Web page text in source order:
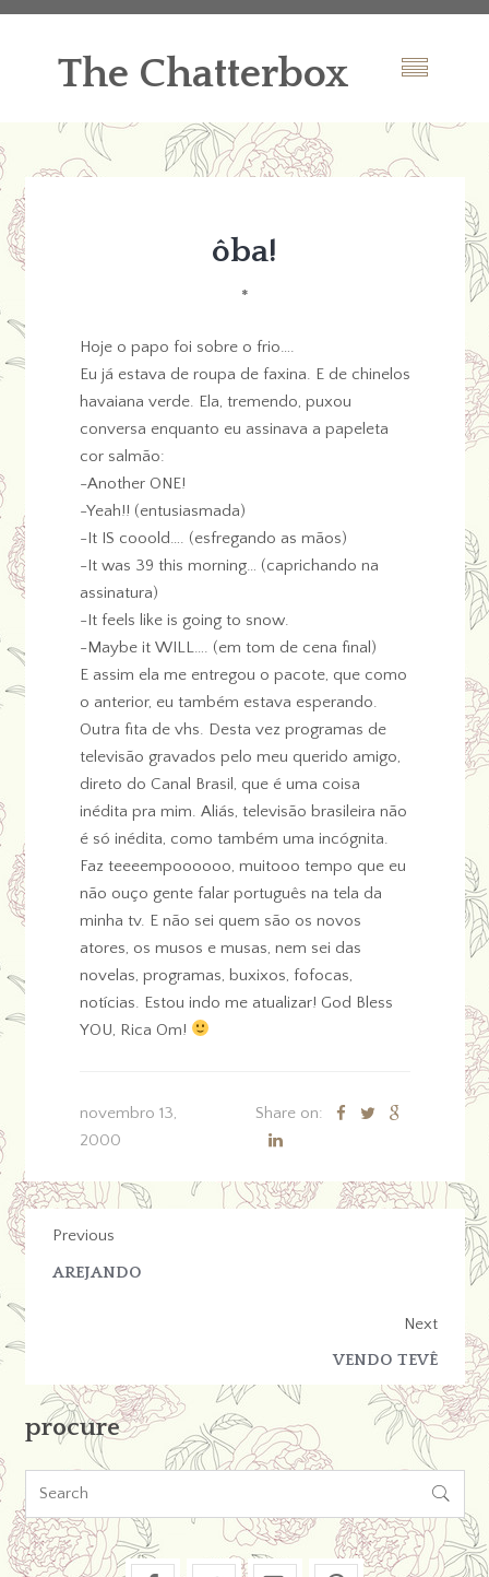
The Chatterbox
ôba!
*
Hoje o papo foi sobre o frio….
Eu já estava de roupa de faxina. E de chinelos
havaiana verde. Ela, tremendo, puxou
conversa enquanto eu assinava a papeleta
cor salmão:
-Another ONE!
-Yeah!! (entusiasmada)
-It IS cooold…. (esfregando as mãos)
-It was 39 this morning… (caprichando na
assinatura)
-It feels like is going to snow.
-Maybe it WILL…. (em tom de cena final)
E assim ela me entregou o pacote, que como
o anterior, eu também estava esperando.
Outra fita de vhs. Desta vez programas de
televisão gravados pelo meu querido amigo,
direto do Canal Brasil, que é uma coisa
inédita pra mim. Aliás, televisão brasileira não
é só inédita, como também uma incógnita.
Faz teeeempoooooo, muitooo tempo que eu
não ouço gente falar português na tela da
minha tv. E não sei quem são os novos
atores, os musos e musas, nem sei das
novelas, programas, buxixos, fofocas,
notícias. Estou indo me atualizar! God Bless
YOU, Rica Om!
novembro 13,
2000
Share on:
Previous
AREJANDO
Next
VENDO TEVÊ
procure
